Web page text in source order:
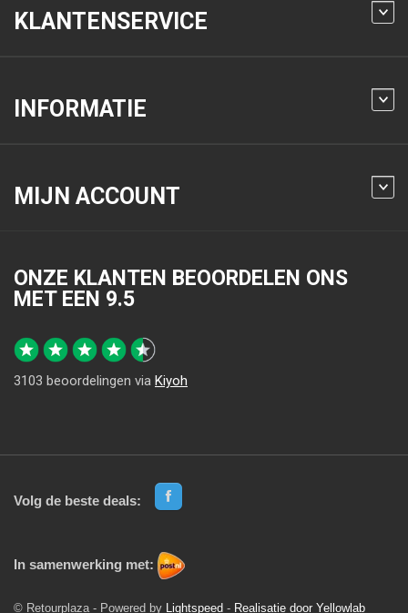
KLANTENSERVICE
INFORMATIE
MIJN ACCOUNT
ONZE KLANTEN BEOORDELEN ONS
MET EEN 9.5
3103 beoordelingen via Kiyoh
Volg de beste deals:
In samenwerking met:
© Retourplaza - Powered by Lightspeed - Realisatie door Yellowlab